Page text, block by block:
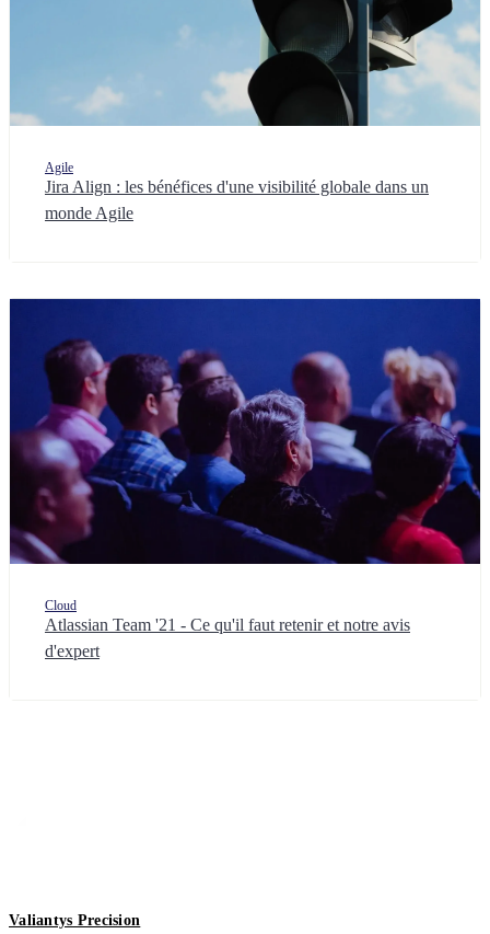
Agile
Jira Align : les bénéfices d'une visibilité globale dans un
monde Agile
Cloud
Atlassian Team '21 - Ce qu'il faut retenir et notre avis
d'expert
Valiantys Precision